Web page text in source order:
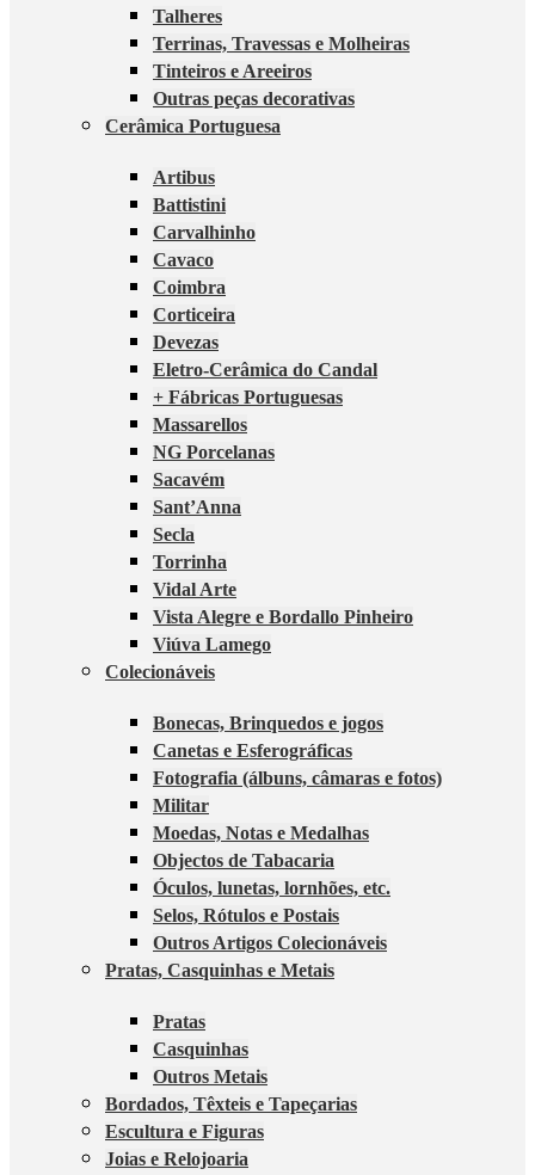
Talheres
Terrinas, Travessas e Molheiras
Tinteiros e Areeiros
Outras peças decorativas
Cerâmica Portuguesa
Artibus
Battistini
Carvalhinho
Cavaco
Coimbra
Corticeira
Devezas
Eletro-Cerâmica do Candal
+ Fábricas Portuguesas
Massarellos
NG Porcelanas
Sacavém
Sant’Anna
Secla
Torrinha
Vidal Arte
Vista Alegre e Bordallo Pinheiro
Viúva Lamego
Colecionáveis
Bonecas, Brinquedos e jogos
Canetas e Esferográficas
Fotografia (álbuns, câmaras e fotos)
Militar
Moedas, Notas e Medalhas
Objectos de Tabacaria
Óculos, lunetas, lornhões, etc.
Selos, Rótulos e Postais
Outros Artigos Colecionáveis
Pratas, Casquinhas e Metais
Pratas
Casquinhas
Outros Metais
Bordados, Têxteis e Tapeçarias
Escultura e Figuras
Joias e Relojoaria